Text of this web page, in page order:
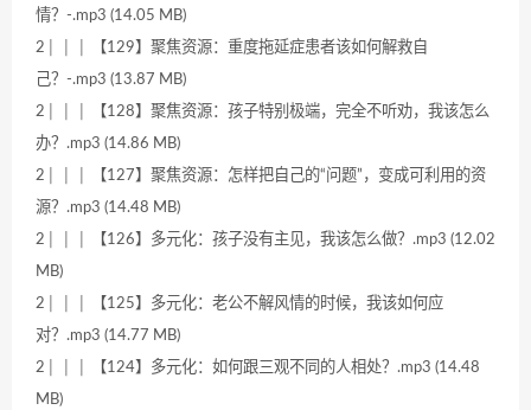
情？-.mp3 (14.05 MB)
2│ │ │ 【129】聚焦资源：重度拖延症患者该如何解救自
己？-.mp3 (13.87 MB)
2│ │ │ 【128】聚焦资源：孩子特别极端，完全不听劝，我该怎么
办？.mp3 (14.86 MB)
2│ │ │ 【127】聚焦资源：怎样把自己的“问题”，变成可利用的资
源？.mp3 (14.48 MB)
2│ │ │ 【126】多元化：孩子没有主见，我该怎么做？.mp3 (12.02
MB)
2│ │ │ 【125】多元化：老公不解风情的时候，我该如何应
对？.mp3 (14.77 MB)
2│ │ │ 【124】多元化：如何跟三观不同的人相处？.mp3 (14.48
MB)